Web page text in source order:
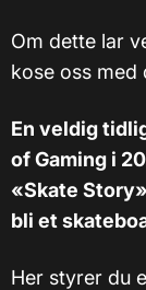
Om dette lar
kose oss med
En veldig
of Gaming i
«Skate
bli et
Her styrer du